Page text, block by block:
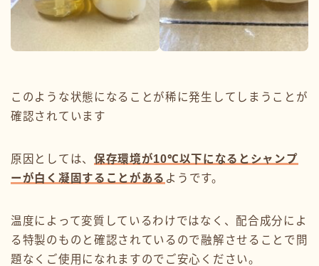
このような状態になることが稀に発生してしまうことが
確認されています
原因としては、 保存環境が10℃以下になるとシャンプ
ーが白く凝固することがある ようです。
温度によって変質しているわけではなく、配合成分によ
る特製のものと確認されているので融解させることで問
題なくご使用になれますのでご安心ください。